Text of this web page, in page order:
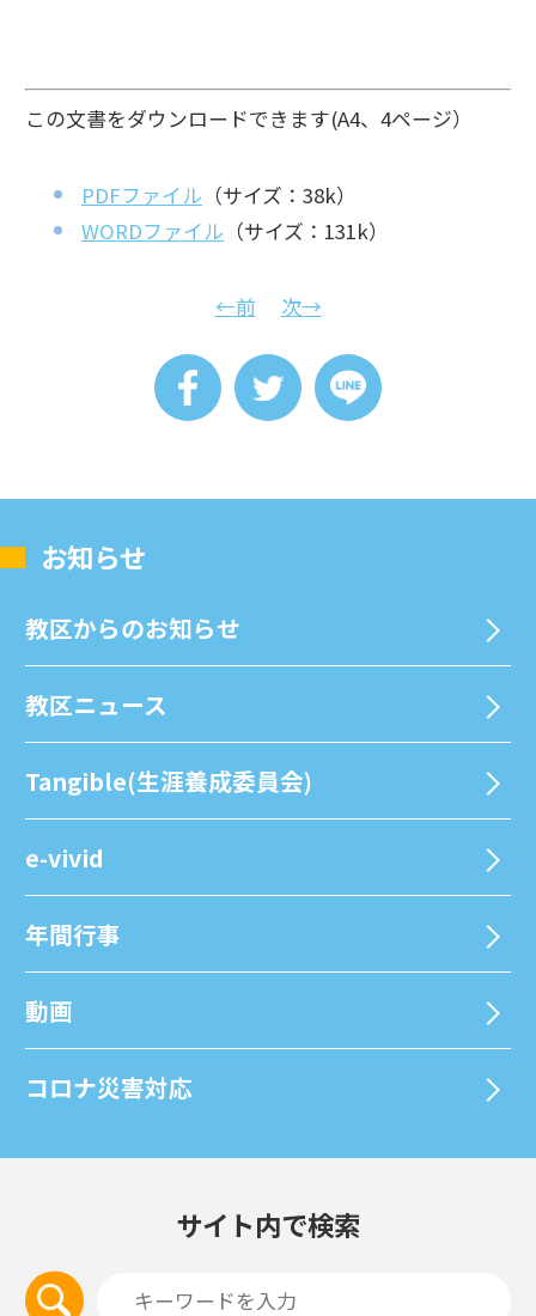
この文書をダウンロードできます(A4、4ページ）
PDFファイル （サイズ：38k）
WORDファイル （サイズ：131k）
←前 次→
お知らせ
教区からのお知らせ
教区ニュース
Tangible(生涯養成委員会)
e-vivid
年間⾏事
動画
コロナ災害対応
サイト内で検索